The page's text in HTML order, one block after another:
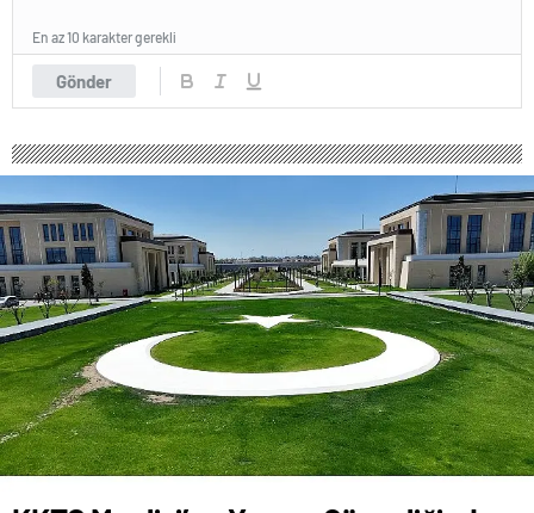
Gönder
En az 10 karakter gerekli